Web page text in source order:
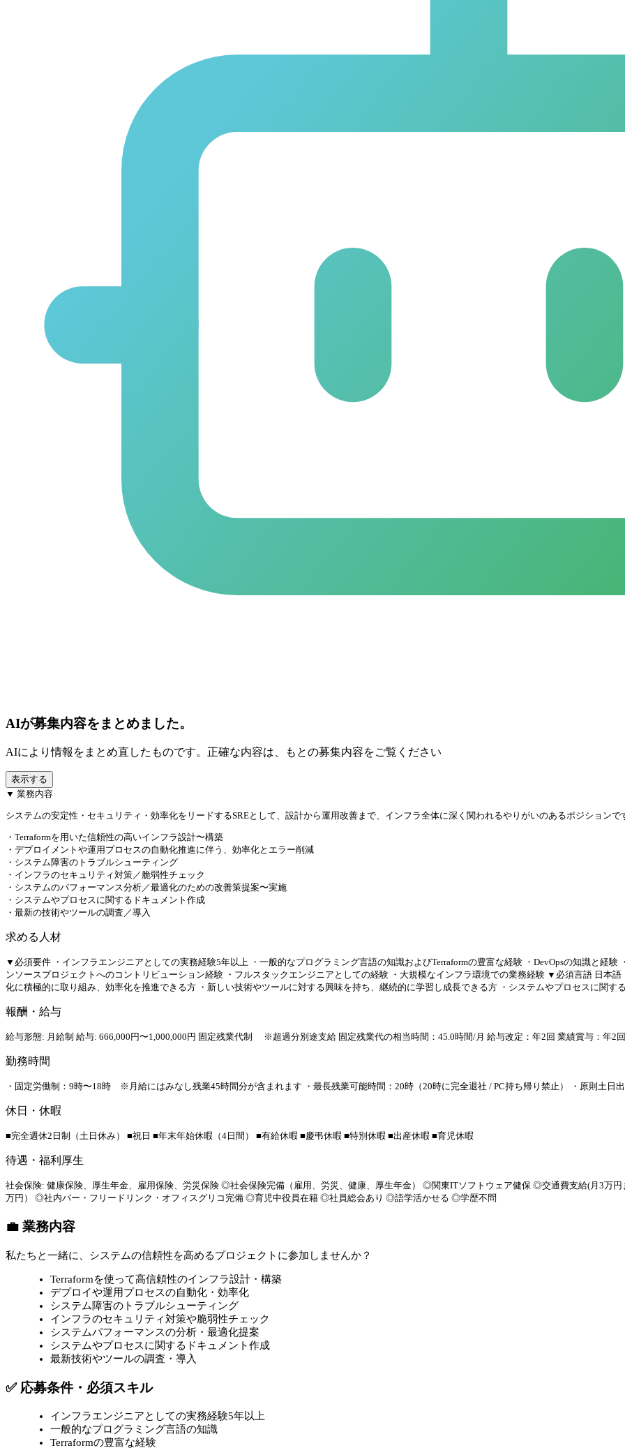
AIが募集内容をまとめました。
AIにより情報をまとめ直したものです。正確な内容は、もとの募集内容をご覧ください
表示する
▼ 業務内容
システムの安定性・セキュリティ・効率化をリードするSREとして、設計から運用改善まで、インフラ全体に深く関われるやりがいのあるポジションで
・Terraformを用いた信頼性の高いインフラ設計〜構築
・デプロイメントや運用プロセスの自動化推進に伴う、効率化とエラー削減
・システム障害のトラブルシューティング
・インフラのセキュリティ対策／脆弱性チェック
・システムのパフォーマンス分析／最適化のための改善策提案〜実施
・システムやプロセスに関するドキュメント作成
・最新の技術やツールの調査／導入
求める人材
▼必須要件 ・インフラエンジニアとしての実務経験5年以上 ・一般的なプログラミング言語の知識およびTerraformの豊富な経験 ・DevOpsの知識と経
ンソースプロジェクトへのコントリビューション経験 ・フルスタックエンジニアとしての経験 ・大規模なインフラ環境での業務経験 ▼必須言語 日本
化に積極的に取り組み、効率化を推進できる方 ・新しい技術やツールに対する興味を持ち、継続的に学習し成長できる方 ・システムやプロセスに関す
報酬・給与
給与形態: 月給制 給与: 666,000円〜1,000,000円 固定残業代制 ※超過分別途支給 固定残業代の相当時間：45.0時間/月 給与改定：年2回 業績賞与：年2
勤務時間
・固定労働制：9時〜18時 ※月給にはみなし残業45時間分が含まれます ・最長残業可能時間：20時（20時に完全退社 / PC持ち帰り禁止） ・原則土日
休日・休暇
■完全週休2日制（土日休み） ■祝日 ■年末年始休暇（4日間） ■有給休暇 ■慶弔休暇 ■特別休暇 ■出産休暇 ■育児休暇
待遇・福利厚生
社会保険: 健康保険、厚生年金、雇用保険、労災保険 ◎社会保険完備（雇用、労災、健康、厚生年金） ◎関東ITソフトウェア健保 ◎交通費支給(月3万
万円） ◎社内バー・フリードリンク・オフィスグリコ完備 ◎育児中役員在籍 ◎社員総会あり ◎語学活かせる ◎学歴不問
💼 業務内容
私たちと一緒に、システムの信頼性を高めるプロジェクトに参加しませんか？
Terraformを使って高信頼性のインフラ設計・構築
デプロイや運用プロセスの自動化・効率化
システム障害のトラブルシューティング
インフラのセキュリティ対策や脆弱性チェック
システムパフォーマンスの分析・最適化提案
システムやプロセスに関するドキュメント作成
最新技術やツールの調査・導入
✅ 応募条件・必須スキル
インフラエンジニアとしての実務経験5年以上
一般的なプログラミング言語の知識
Terraformの豊富な経験